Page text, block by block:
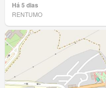
Há 5 dias
RENTUMO